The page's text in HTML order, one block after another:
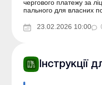
чергового платежу за
пального для власних
23.02.2026 10:00
Інструкції